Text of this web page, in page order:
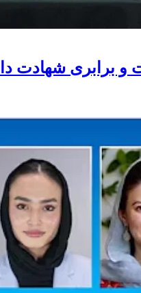
و برابری شهادت